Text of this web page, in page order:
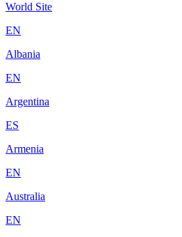
World Site
EN
Albania
EN
Argentina
ES
Armenia
EN
Australia
EN